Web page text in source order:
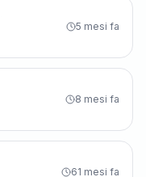
5 mesi fa
8 mesi fa
61 mesi fa